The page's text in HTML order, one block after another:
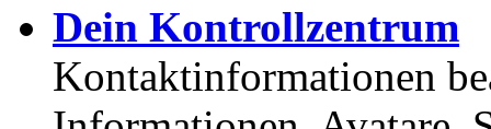
Dein Kontrollzentrum
Kontaktinformationen